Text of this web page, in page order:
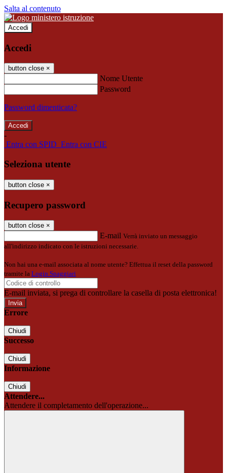
Salta al contenuto
Accedi
Accedi
button close ×
Nome Utente
Password
Password dimenticata?
-
Entra con SPID Entra con CIE
Seleziona utente
button close ×
Recupero password
button close ×
E-mail Verrà inviato un messaggio
all'indirizzo indicato con le istruzioni necessarie.
Non hai una e-mail associata al nome utente? Effettua il reset della password
tramite la Login Spaggiari
E-mail inviata, si prega di controllare la casella di posta elettronica!
Errore
Chiudi
Successo
Chiudi
Informazione
Chiudi
Attendere...
Attendere il completamento dell'operazione...